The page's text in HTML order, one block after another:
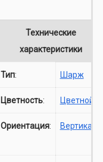
Технические
характеристики
Тип: Шарж
Цветность: Цветной
Ориентация: Вертикаль